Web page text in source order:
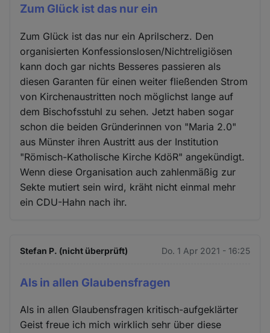
Zum Glück ist das nur ein
Zum Glück ist das nur ein Aprilscherz. Den
organisierten Konfessionslosen/Nichtreligiösen
kann doch gar nichts Besseres passieren als
diesen Garanten für einen weiter fließenden Strom
von Kirchenaustritten noch möglichst lange auf
dem Bischofsstuhl zu sehen. Jetzt haben sogar
schon die beiden Gründerinnen von "Maria 2.0"
aus Münster ihren Austritt aus der Institution
"Römisch-Katholische Kirche KdöR" angekündigt.
Wenn diese Organisation auch zahlenmäßig zur
Sekte mutiert sein wird, kräht nicht einmal mehr
ein CDU-Hahn nach ihr.
Stefan P. (nicht überprüft) Do. 1 Apr 2021 - 16:25
Als in allen Glaubensfragen
Als in allen Glaubensfragen kritisch-aufgeklärter
Geist freue ich mich wirklich sehr über diese